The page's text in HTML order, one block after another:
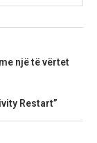
një të vërtet
Restart”